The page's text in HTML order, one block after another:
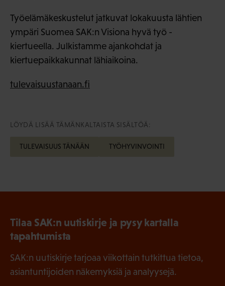
Työelämäkeskustelut jatkuvat lokakuusta lähtien
ympäri Suomea SAK:n Visiona hyvä työ -
kiertueella. Julkistamme ajankohdat ja
kiertuepaikkakunnat lähiaikoina.
tulevaisuustanaan.fi
LÖYDÄ LISÄÄ TÄMÄNKALTAISTA SISÄLTÖÄ:
TULEVAISUUS TÄNÄÄN TYÖHYVINVOINTI
Tilaa SAK:n uutiskirje ja pysy kartalla
tapahtumista
SAK:n uutiskirje tarjoaa viikottain tutkittua tietoa,
asiantuntijoiden näkemyksiä ja analyysejä.